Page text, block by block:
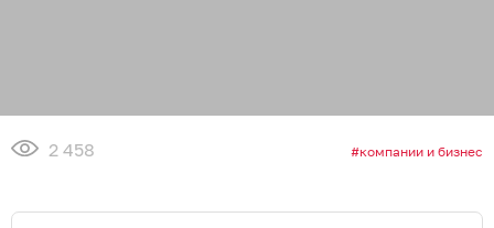
2 458 компании и бизнес